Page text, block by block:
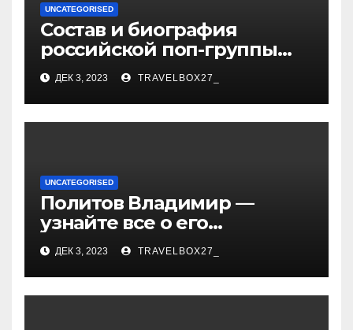
UNCATEGORISED
Состав и биография
российской поп-группы
«Иванушки интернешнл»
— история успеха, музыка
и судьбы участников
ДЕК 3, 2023 TRAVELBOX27_
UNCATEGORISED
Политов Владимир —
узнайте все о его
биографии, возрасте и
впечатляющих
достижениях!
ДЕК 3, 2023 TRAVELBOX27_